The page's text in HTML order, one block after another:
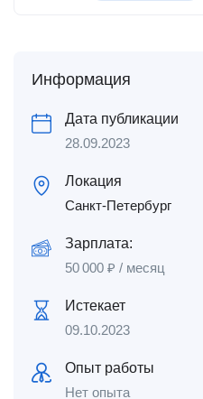
Информация
Дата публикации
28.09.2023
Локация
Санкт-Петербург
Зарплата:
50 000 ₽ / месяц
Истекает
09.10.2023
Опыт работы
Нет опыта